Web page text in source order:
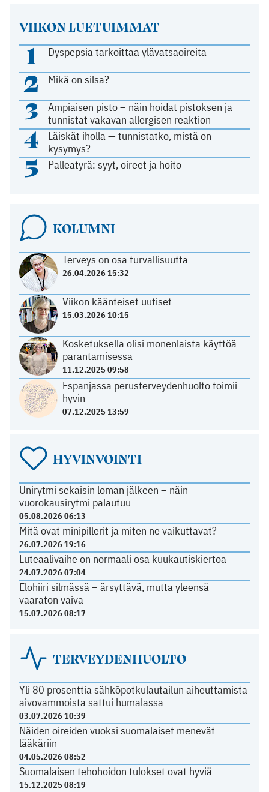
VIIKON LUETUIMMAT
1 Dyspepsia tarkoittaa ylävatsaoireita
2 Mikä on silsa?
3
Ampiaisen pisto – näin hoidat pistoksen ja
tunnistat vakavan allergisen reaktion
4
Läiskät iholla — tunnistatko, mistä on
kysymys?
5 Palleatyrä: syyt, oireet ja hoito
KOLUMNI
Terveys on osa turvallisuutta
26.04.2026 15:32
Viikon käänteiset uutiset
15.03.2026 10:15
Kosketuksella olisi monenlaista käyttöä
parantamisessa
11.12.2025 09:58
Espanjassa perusterveydenhuolto toimii
hyvin
07.12.2025 13:59
HYVINVOINTI
Unirytmi sekaisin loman jälkeen – näin
vuorokausirytmi palautuu
05.08.2026 06:13
Mitä ovat minipillerit ja miten ne vaikuttavat?
26.07.2026 19:16
Luteaalivaihe on normaali osa kuukautiskiertoa
24.07.2026 07:04
Elohiiri silmässä – ärsyttävä, mutta yleensä
vaaraton vaiva
15.07.2026 08:17
TERVEYDENHUOLTO
Yli 80 prosenttia sähköpotkulautailun aiheuttamista
aivovammoista sattui humalassa
03.07.2026 10:39
Näiden oireiden vuoksi suomalaiset menevät
lääkäriin
04.05.2026 08:52
Suomalaisen tehohoidon tulokset ovat hyviä
15.12.2025 08:19